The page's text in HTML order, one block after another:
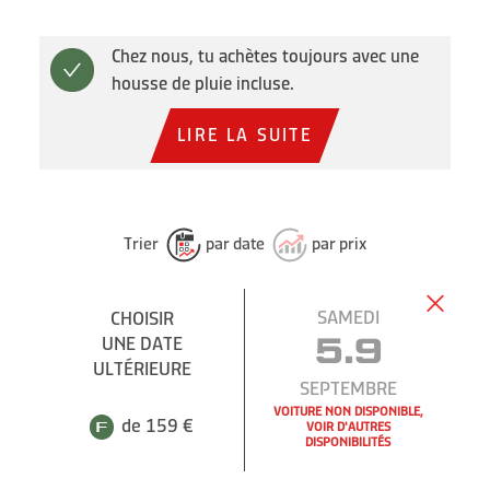
Chez nous, tu achètes toujours avec une
housse de pluie incluse.
LIRE LA SUITE
Trier par date par prix
CHOISIR
UNE DATE
ULTÉRIEURE
de 159 €
SAMEDI
5.9
SEPTEMBRE
VOITURE NON DISPONIBLE,
VOIR D'AUTRES
DISPONIBILITÉS